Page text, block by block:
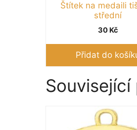
Štítek na medaili
střední
30 Kč
Přidat do